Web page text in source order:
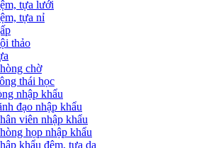
tựa lưới
tựa nỉ
thảo
chờ
thái học
nhập khẩu
đạo nhập khẩu
viên nhập khẩu
họp nhập khẩu
khẩu đệm, tựa da